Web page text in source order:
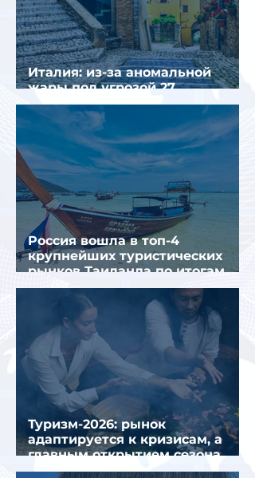
Италия: из-за аномальной
жары под угрозой 27
крупнейших городов
Россия вошла в топ-4
крупнейших туристических
рынков Таиланда по итогам
семи месяцев 2026 года
Туризм-2026: рынок
адаптируется к кризисам, а
главным открытием сезона
стал Вьетнам